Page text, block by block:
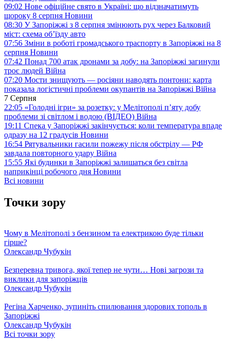
09:02 Нове офіційне свято в Україні: що відзначатимуть
щороку 8 серпня Новини
08:30 У Запоріжжі з 8 серпня змінюють рух через Балковий
міст: схема об’їзду авто
07:56 Зміни в роботі громадського траспорту в Запоріжжі на 8
серпня Новини
07:42 Понад 700 атак дронами за добу: на Запоріжжі загинули
троє людей Війна
07:20 Мости знищують — росіяни наводять понтони: карта
показала логістичні проблеми окупантів на Запоріжжі Війна
7 Серпня
22:05 «Голодні ігри» за розетку: у Мелітополі п’яту добу
проблеми зі світлом і водою (ВІДЕО) Війна
19:11 Спека у Запоріжжі закінчується: коли температура впаде
одразу на 12 градусів Новини
16:54 Рятувальники гасили пожежу після обстрілу — РФ
завдала повторного удару Війна
15:55 Які будинки в Запоріжжі залишаться без світла
наприкінці робочого дня Новини
Всі новини
Точки зору
Чому в Мелітополі з бензином та електрикою буде тільки
гірше?
Олександр Чубукін
Безперевна тривога, якої тепер не чути… Нові загрози та
виклики для запоріжців
Олександр Чубукін
Регіна Харченко, зупиніть спилювання здорових тополь в
Запоріжжі
Олександр Чубукін
Всі точки зору